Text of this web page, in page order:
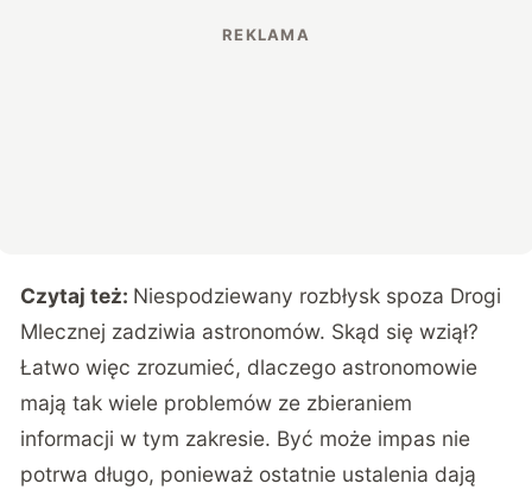
Czytaj też: Niespodziewany rozbłysk spoza Drogi
Mlecznej zadziwia astronomów. Skąd się wziął?
Łatwo więc zrozumieć, dlaczego astronomowie
mają tak wiele problemów ze zbieraniem
informacji w tym zakresie. Być może impas nie
potrwa długo, ponieważ ostatnie ustalenia dają